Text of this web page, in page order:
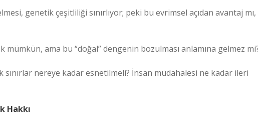
genetik çeşitliliği sınırlıyor; peki bu evrimsel açıdan avantaj mı,
ama bu “doğal” dengenin bozulması anlamına gelmez
nereye kadar esnetilmeli? İnsan müdahalesi ne kadar ileri
Hakkı